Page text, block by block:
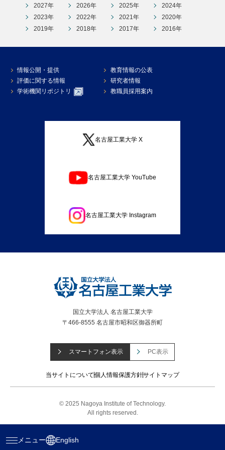
メニュー English
2027年 2026年 2025年
2024年
2023年
2022年 2021年
2020年
2019年
2018年 2017年 2016年
情報公開・提供
教育情報の公表
評価に関する情報
研究者情報
学術機関リポジトリ
教職員採用案内
名古屋工業大学 X
名古屋工業大学 YouTube
名古屋工業大学 Instagram
国立大学法人 名古屋工業大学
〒466-8555 名古屋市昭和区御器所町
スマートフォン表示 PC表示
当サイトについて個人情報保護方針サイトマップ
© 2025 Nagoya Institute of Technology.
All rights reserved.